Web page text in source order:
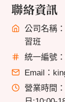
聯絡資訊
公司名稱
習班
統一編號
Email：
營業時間